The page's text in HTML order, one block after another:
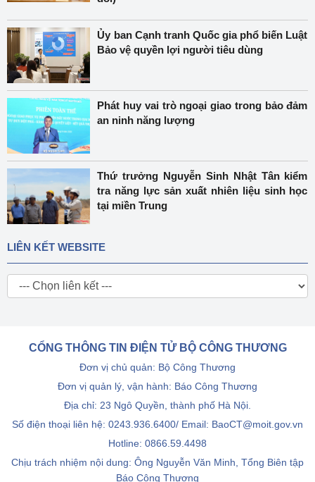
Ủy ban Cạnh tranh Quốc gia phổ biến Luật
Bảo vệ quyền lợi người tiêu dùng
Phát huy vai trò ngoại giao trong bảo đảm
an ninh năng lượng
Thứ trưởng Nguyễn Sinh Nhật Tân kiểm
tra năng lực sản xuất nhiên liệu sinh học
tại miền Trung
LIÊN KẾT WEBSITE
CỔNG THÔNG TIN ĐIỆN TỬ BỘ CÔNG THƯƠNG
Đơn vị chủ quản: Bộ Công Thương
Đơn vị quản lý, vận hành: Báo Công Thương
Địa chỉ: 23 Ngô Quyền, thành phố Hà Nội.
Số điện thoại liên hệ: 0243.936.6400/ Email: BaoCT@moit.gov.vn
Hotline: 0866.59.4498
Chịu trách nhiệm nội dung: Ông Nguyễn Văn Minh, Tổng Biên tập
Báo Công Thương